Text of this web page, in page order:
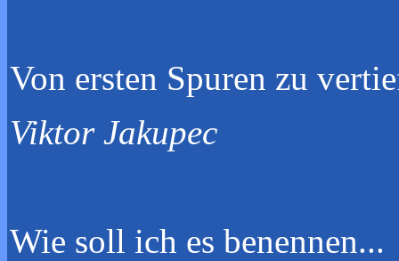
Von ersten
Viktor Jakupec
Wie soll